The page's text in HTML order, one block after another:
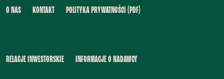
O NAS KONTAKT POLITYKA PRYWATNOŚCI (PDF)
RELACJE INWESTORSKIE INFORMACJE O NADAWCY